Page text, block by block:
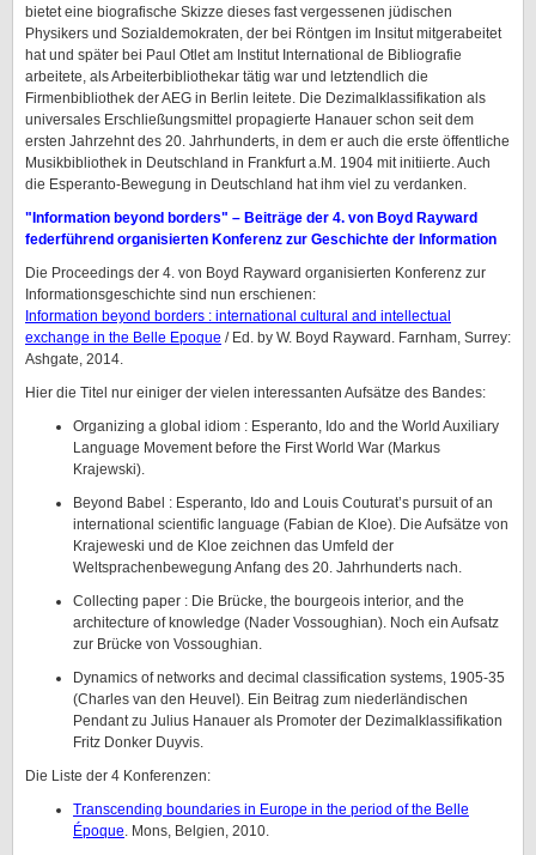
bietet eine biografische Skizze dieses fast vergessenen jüdischen
Physikers und Sozialdemokraten, der bei Röntgen im Insitut mitgerabeitet
hat und später bei Paul Otlet am Institut International de Bibliografie
arbeitete, als Arbeiterbibliothekar tätig war und letztendlich die
Firmenbibliothek der AEG in Berlin leitete. Die Dezimalklassifikation als
universales Erschließungsmittel propagierte Hanauer schon seit dem
ersten Jahrzehnt des 20. Jahrhunderts, in dem er auch die erste öffentliche
Musikbibliothek in Deutschland in Frankfurt a.M. 1904 mit initiierte. Auch
die Esperanto-Bewegung in Deutschland hat ihm viel zu verdanken.
"Information beyond borders" – Beiträge der 4. von Boyd Rayward
federführend organisierten Konferenz zur Geschichte der Information
Die Proceedings der 4. von Boyd Rayward organisierten Konferenz zur
Informationsgeschichte sind nun erschienen:
Information beyond borders : international cultural and intellectual
exchange in the Belle Epoque / Ed. by W. Boyd Rayward. Farnham, Surrey:
Ashgate, 2014.
Hier die Titel nur einiger der vielen interessanten Aufsätze des Bandes:
Organizing a global idiom : Esperanto, Ido and the World Auxiliary
Language Movement before the First World War (Markus
Krajewski).
Beyond Babel : Esperanto, Ido and Louis Couturat’s pursuit of an
international scientific language (Fabian de Kloe). Die Aufsätze von
Krajeweski und de Kloe zeichnen das Umfeld der
Weltsprachenbewegung Anfang des 20. Jahrhunderts nach.
Collecting paper : Die Brücke, the bourgeois interior, and the
architecture of knowledge (Nader Vossoughian). Noch ein Aufsatz
zur Brücke von Vossoughian.
Dynamics of networks and decimal classification systems, 1905-35
(Charles van den Heuvel). Ein Beitrag zum niederländischen
Pendant zu Julius Hanauer als Promoter der Dezimalklassifikation
Fritz Donker Duyvis.
Die Liste der 4 Konferenzen:
Transcending boundaries in Europe in the period of the Belle
Époque. Mons, Belgien, 2010.